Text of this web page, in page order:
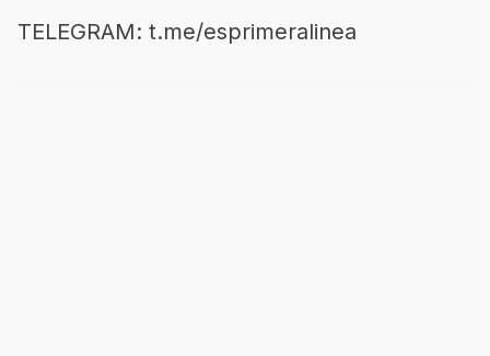
TELEGRAM: t.me/esprimeralinea